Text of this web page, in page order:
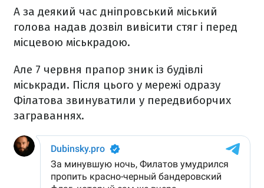
А за деякий час дніпровський міський
голова надав дозвіл вивісити стяг і перед
місцевою міськрадою.
Але 7 червня прапор зник із будівлі
міськради. Після цього у мережі одразу
Філатова звинуватили у передвиборчих
заграваннях.